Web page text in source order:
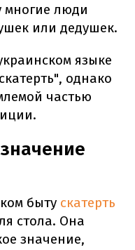
многие люди
или дедушек.
языке
однако
частью
быту скатерть
стола. Она
значение,